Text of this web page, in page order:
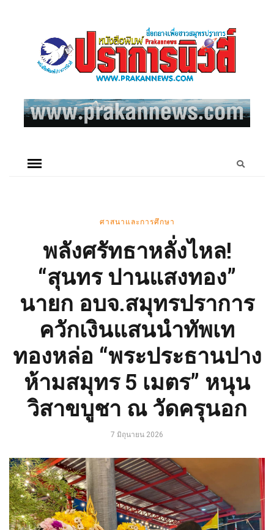
ศาสนาและการศึกษา
พลังศรัทธาหลั่งไหล!
“สุนทร ปานแสงทอง”
นายก อบจ.สมุทรปราการ
ควักเงินแสนนำทัพเท
ทองหล่อ “พระประธานปาง
ห้ามสมุทร 5 เมตร” หนุน
วิสาขบูชา ณ วัดครุนอก
7 มิถุนายน 2026